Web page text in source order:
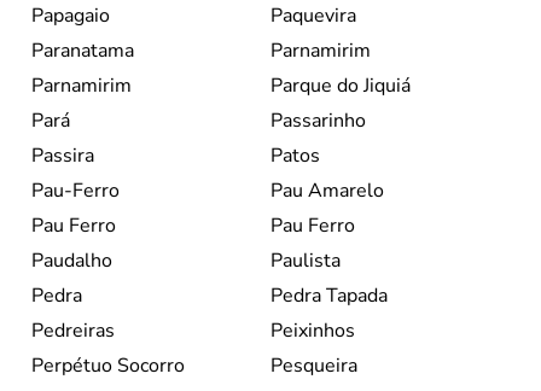
Papagaio
Paquevira
Paranatama
Parnamirim
Parnamirim
Parque do Jiquiá
Pará
Passarinho
Passira
Patos
Pau-Ferro
Pau Amarelo
Pau Ferro
Pau Ferro
Paudalho
Paulista
Pedra
Pedra Tapada
Pedreiras
Peixinhos
Perpétuo Socorro
Pesqueira